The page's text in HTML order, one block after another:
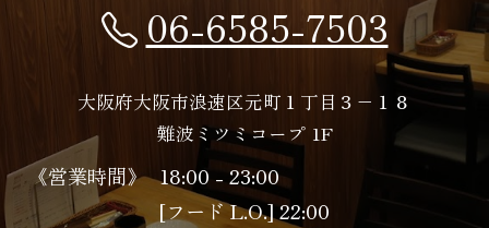
06-6585-7503
大阪府大阪市浪速区元町１丁目３−１８
難波ミツミコープ 1F
《営業時間》 18:00 - 23:00
[フード L.O.] 22:00